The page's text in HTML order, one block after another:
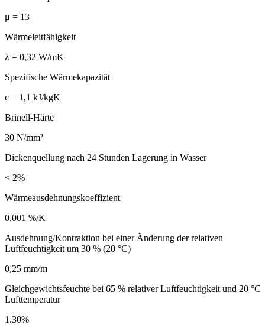
μ = 13
Wärmeleitfähigkeit
λ = 0,32 W/mK
Spezifische Wärmekapazität
c = 1,1 kJ/kgK
Brinell-Härte
30 N/mm²
Dickenquellung nach 24 Stunden Lagerung in Wasser
< 2%
Wärmeausdehnungskoeffizient
0,001 %/K
Ausdehnung/Kontraktion bei einer Änderung der relativen
Luftfeuchtigkeit um 30 % (20 °C)
0,25 mm/m
Gleichgewichtsfeuchte bei 65 % relativer Luftfeuchtigkeit und 20 °C
Lufttemperatur
1.30%